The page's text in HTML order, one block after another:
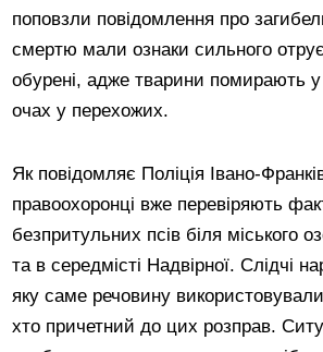
поповзли повідомлення про
смертю мали ознаки сильного
обурені, адже тварини помирають
очах у перехожих.
Як повідомляє Поліція Івано-
правоохоронці вже перевіряють
безпритульних псів біля міського
та в середмісті Надвірної. Слідчі
яку саме речовину
хто причетний до цих розправ.